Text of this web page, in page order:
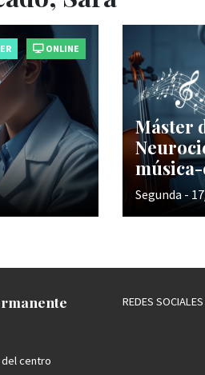
ONLINE
Máster
Segunda -
centro
REDES